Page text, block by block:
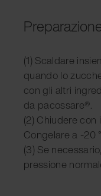
(1) Scaldare
quando lo
con gli altri
da pacossare®.
(2) Chiudere
Congelare a -20
(3) Se
pressione